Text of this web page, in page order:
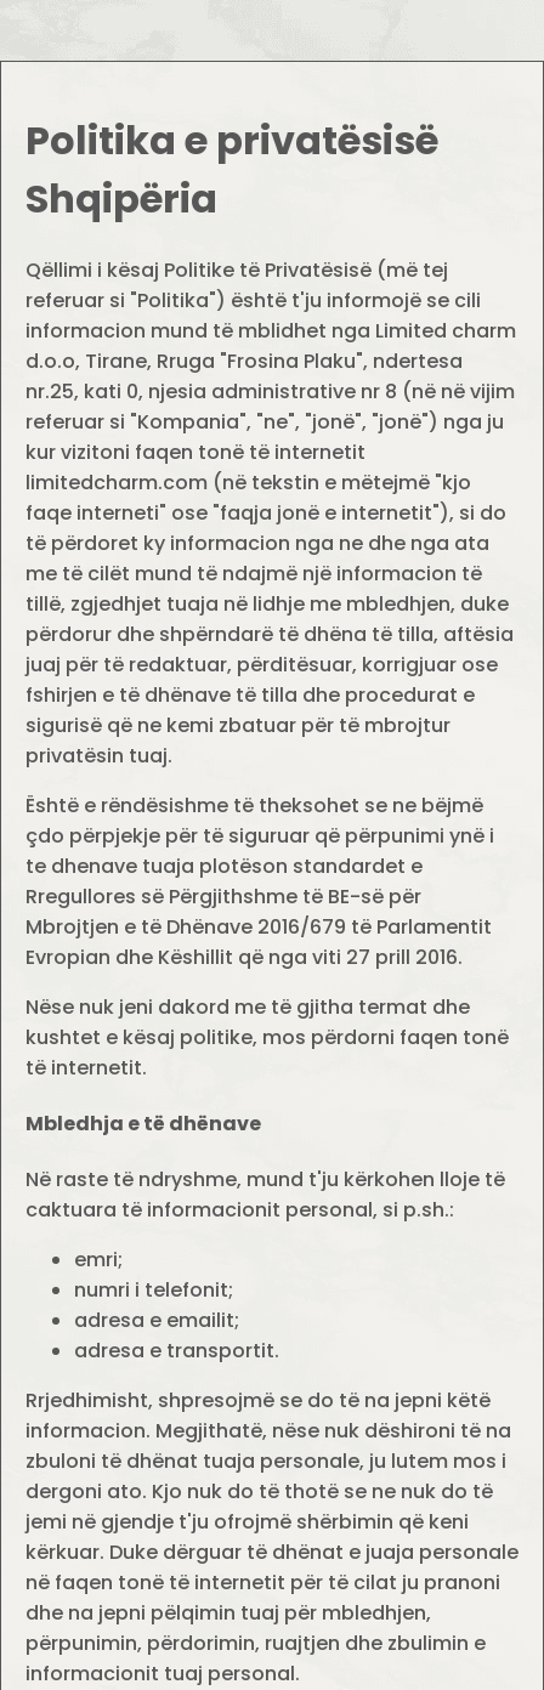
Politika e privatësisë
Shqipëria
Qëllimi i kësaj Politike të Privatësisë (më tej
referuar si "Politika") është t'ju informojë se cili
informacion mund të mblidhet nga Limited charm
d.o.o, Tirane, Rruga "Frosina Plaku", ndertesa
nr.25, kati 0, njesia administrative nr 8 (në në vijim
referuar si "Kompania", "ne", "jonë", "jonë") nga ju
kur vizitoni faqen tonë të internetit
limitedcharm.com (në tekstin e mëtejmë "kjo
faqe interneti" ose "faqja jonë e internetit"), si do
të përdoret ky informacion nga ne dhe nga ata
me të cilët mund të ndajmë një informacion të
tillë, zgjedhjet tuaja në lidhje me mbledhjen, duke
përdorur dhe shpërndarë të dhëna të tilla, aftësia
juaj për të redaktuar, përditësuar, korrigjuar ose
fshirjen e të dhënave të tilla dhe procedurat e
sigurisë që ne kemi zbatuar për të mbrojtur
privatësin tuaj.
Është e rëndësishme të theksohet se ne bëjmë
çdo përpjekje për të siguruar që përpunimi ynë i
te dhenave tuaja plotëson standardet e
Rregullores së Përgjithshme të BE-së për
Mbrojtjen e të Dhënave 2016/679 të Parlamentit
Evropian dhe Këshillit që nga viti 27 prill 2016.
Nëse nuk jeni dakord me të gjitha termat dhe
kushtet e kësaj politike, mos përdorni faqen tonë
të internetit.
Mbledhja e të dhënave
Në raste të ndryshme, mund t'ju kërkohen lloje të
caktuara të informacionit personal, si p.sh.:
emri;
numri i telefonit;
adresa e emailit;
adresa e transportit.
Rrjedhimisht, shpresojmë se do të na jepni këtë
informacion. Megjithatë, nëse nuk dëshironi të na
zbuloni të dhënat tuaja personale, ju lutem mos i
dergoni ato. Kjo nuk do të thotë se ne nuk do të
jemi në gjendje t'ju ofrojmë shërbimin që keni
kërkuar. Duke dërguar të dhënat e juaja personale
në faqen tonë të internetit për të cilat ju pranoni
dhe na jepni pëlqimin tuaj për mbledhjen,
përpunimin, përdorimin, ruajtjen dhe zbulimin e
informacionit tuaj personal.